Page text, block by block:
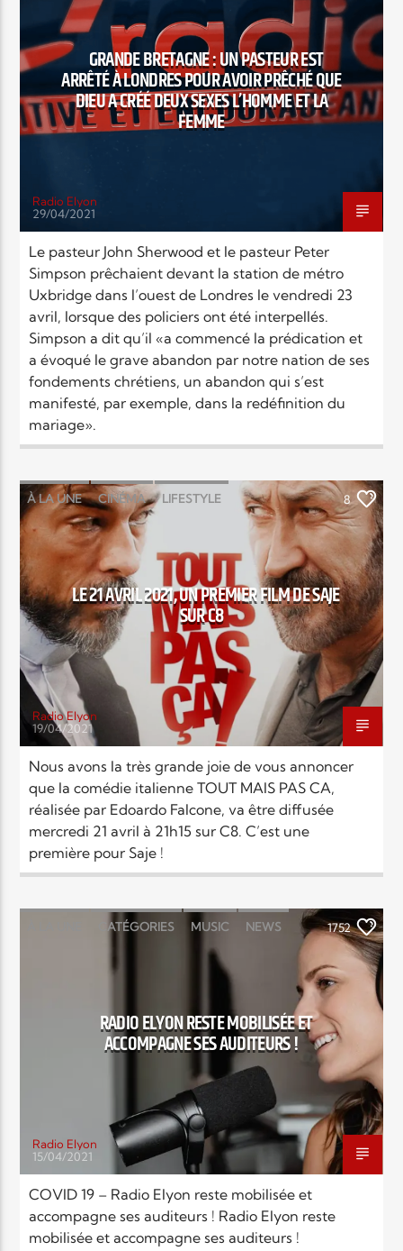
TITRE
ARTISTE
Elyon Rhema
Elyon Hits
Elyon Kids
RELIGIONS
GRANDE BRETAGNE : UN PASTEUR EST
ARRÊTÉ À LONDRES POUR AVOIR PRÊCHÉ QUE
DIEU A CRÉÉ DEUX SEXES L’HOMME ET LA
FEMME
Radio Elyon
29/04/2021
Le pasteur John Sherwood et le pasteur Peter
Simpson prêchaient devant la station de métro
Uxbridge dans l’ouest de Londres le vendredi 23
avril, lorsque des policiers ont été interpellés.
Simpson a dit qu’il «a commencé la prédication et
a évoqué le grave abandon par notre nation de ses
fondements chrétiens, un abandon qui s’est
manifesté, par exemple, dans la redéfinition du
mariage».
À LA UNE CINÉMA LIFESTYLE
LOISIRS & FUN NEWS POINTS FORTS
8
LE 21 AVRIL 2021, UN PREMIER FILM DE SAJE
SUR C8
Radio Elyon
19/04/2021
Nous avons la très grande joie de vous annoncer
que la comédie italienne TOUT MAIS PAS CA,
réalisée par Edoardo Falcone, va être diffusée
mercredi 21 avril à 21h15 sur C8. C’est une
première pour Saje !
CATÉGORIES MUSIC NEWS 1752
RADIO ELYON RESTE MOBILISÉE ET
ACCOMPAGNE SES AUDITEURS !
Radio Elyon
15/04/2021
COVID 19 – Radio Elyon reste mobilisée et
accompagne ses auditeurs ! Radio Elyon reste
mobilisée et accompagne ses auditeurs !